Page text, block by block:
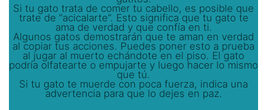
Si tu gato trata de comer tu cabello, es posible que
trate de “acicalarte”. Esto significa que tu gato te
ama de verdad y que confía en ti.
Algunos gatos demostrarán que te aman en verdad
al copiar tus acciones. Puedes poner esto a prueba
al jugar al muerto echándote en el piso. El gato
podría olfatearte o empujarte y luego hacer lo mismo
que tú.
Si tu gato te muerde con poca fuerza, indica una
advertencia para que lo dejes en paz.